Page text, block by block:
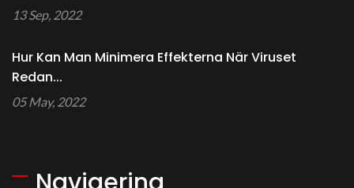
13 Sep, 2022
Hur Kan Man Minimera Effekterna När Viruset
Redan...
05 May, 2022